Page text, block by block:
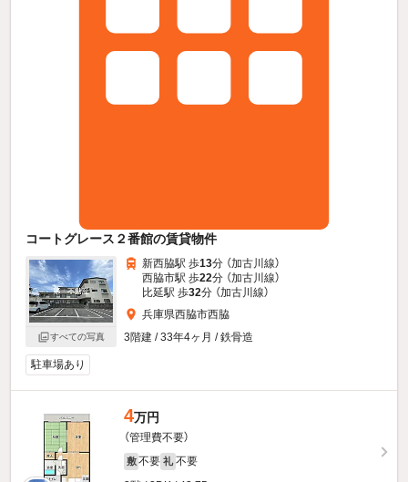
コートグレース２番館の賃貸物件
すべての写真
新西脇駅 歩13分 （加古川線）
西脇市駅 歩22分 （加古川線）
比延駅 歩32分 （加古川線）
兵庫県西脇市西脇
3階建 / 33年4ヶ月 / 鉄骨造
駐車場あり
4万円
（管理費不要）
敷 不要 礼 不要